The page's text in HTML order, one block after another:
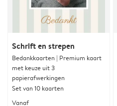
Schrift en strepen
Bedankkaarten | Premium kaart
met keuze uit 3
papierafwerkingen
Set van 10 kaarten
Vanaf